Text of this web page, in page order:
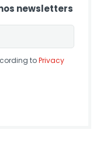
newsletters
toPrivacy